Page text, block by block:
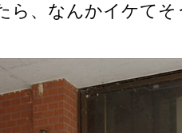
ら、なんかイケてそ